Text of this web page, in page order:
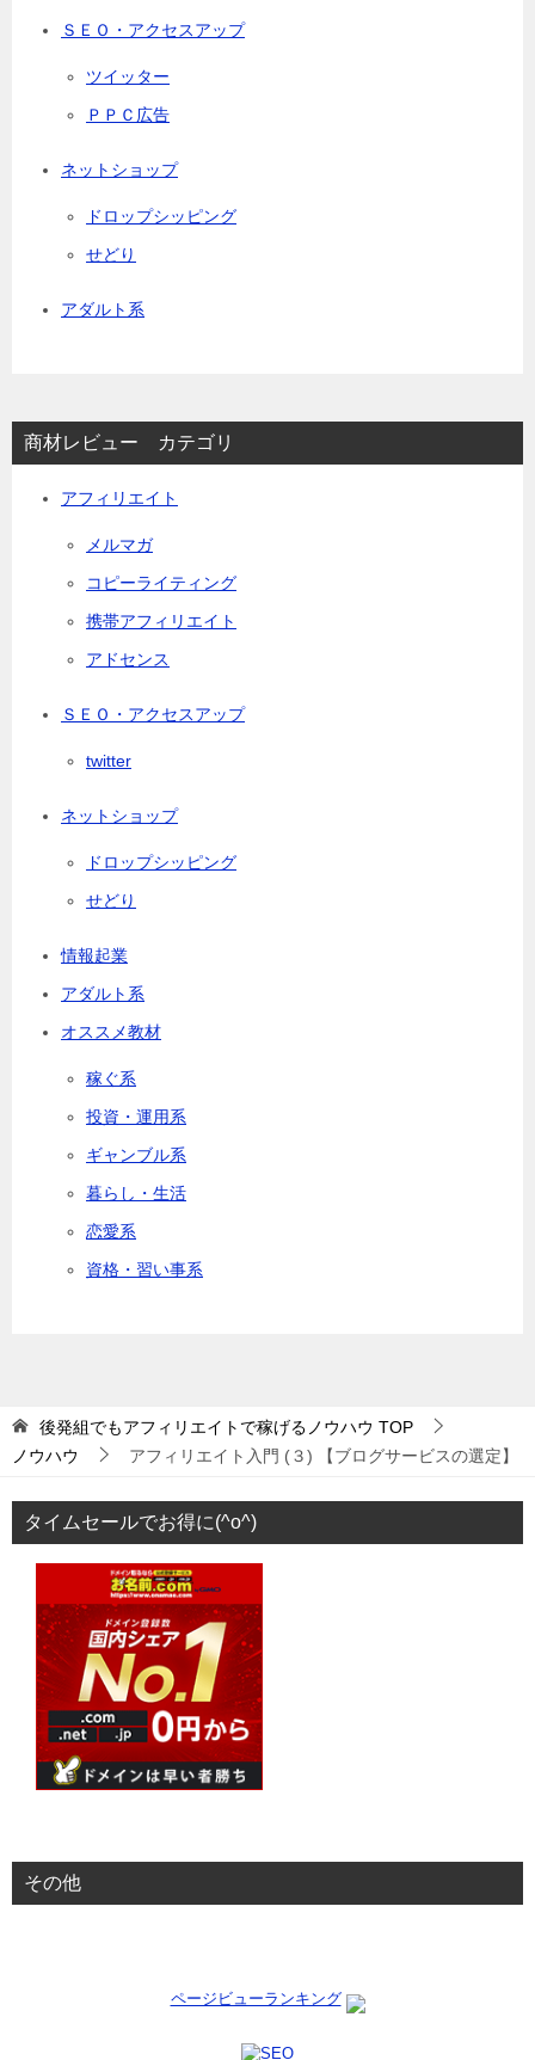
ＳＥＯ・アクセスアップ
ツイッター
ＰＰＣ広告
ネットショップ
ドロップシッピング
せどり
アダルト系
商材レビュー カテゴリ
アフィリエイト
メルマガ
コピーライティング
携帯アフィリエイト
アドセンス
ＳＥＯ・アクセスアップ
twitter
ネットショップ
ドロップシッピング
せどり
情報起業
アダルト系
オススメ教材
稼ぐ系
投資・運用系
ギャンブル系
暮らし・生活
恋愛系
資格・習い事系
後発組でもアフィリエイトで稼げるノウハウ TOP
ノウハウ
アフィリエイト入門 (３) 【ブログサービスの選定】
タイムセールでお得に(^o^)
その他
ページビューランキング